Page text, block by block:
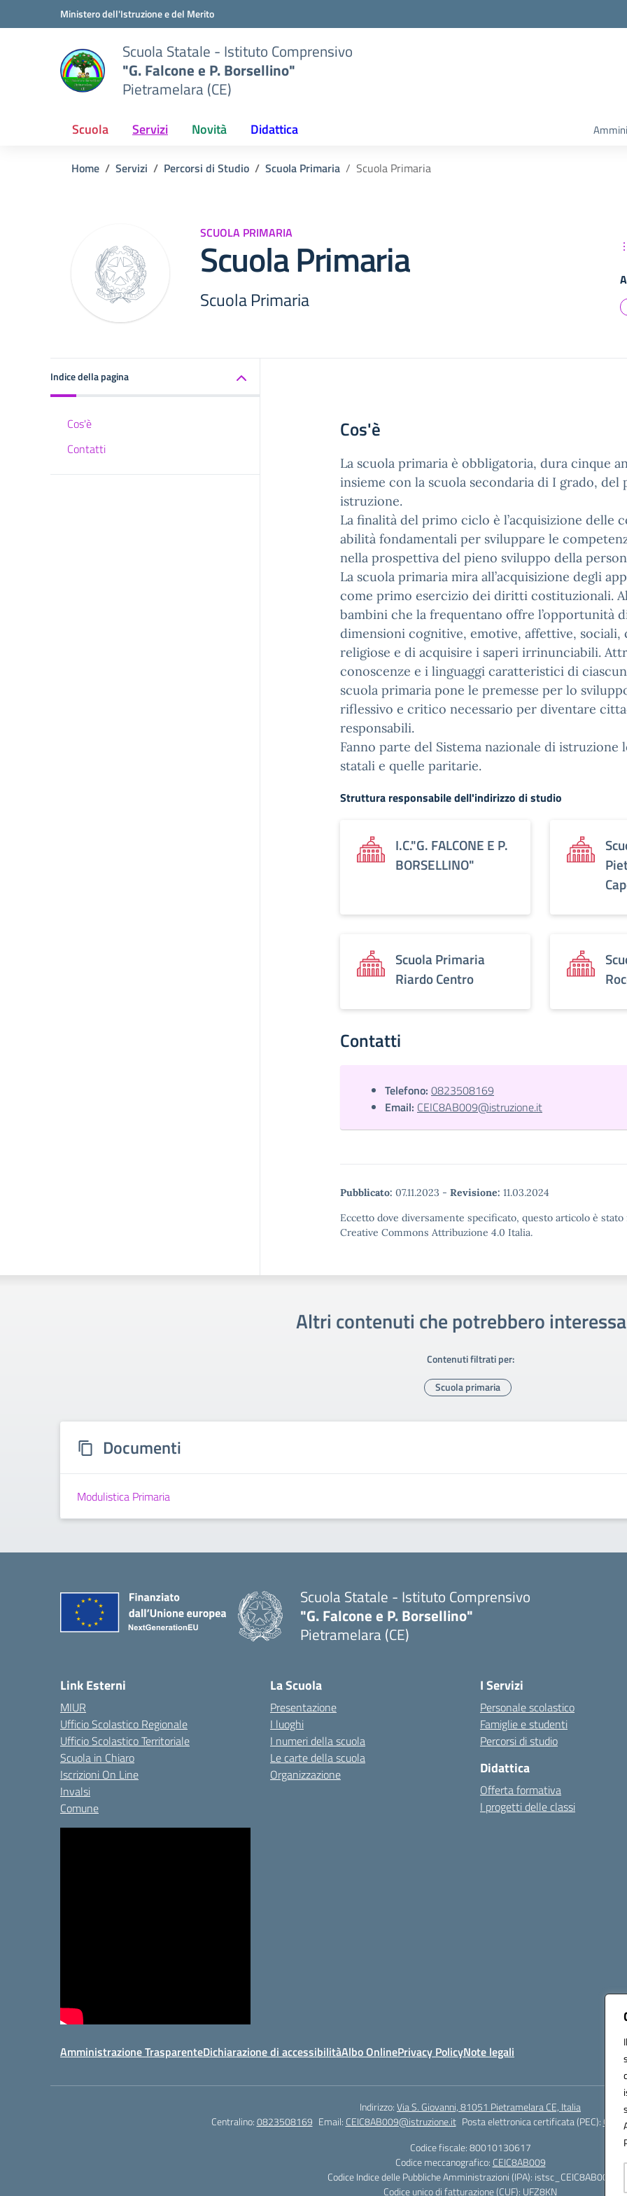
Vai ai contenuti
Vai al menu di navigazioneMinistero dell'Istruzione e del Merito
Scuola Statale - Istituto Comprensivo
"G. Falcone e P. Borsellino"
Pietramelara (CE)
Scuola Servizi Novità Didattica
Home Servizi Percorsi di Studio Scuola Primaria Scuola Primaria
SCUOLA PRIMARIA
Scuola Primaria
Scuola Primaria
Indice della pagina
Cos'è
Contatti
Cos'è
La scuola primaria è obbligatoria, dura cinque
insieme con la scuola secondaria di I grado,
istruzione.
La finalità del primo ciclo è l’acquisizione delle
abilità fondamentali per sviluppare le
nella prospettiva del pieno sviluppo della
La scuola primaria mira all’acquisizione degli
come primo esercizio dei diritti costituzionali.
bambini che la frequentano offre l’opportunità
dimensioni cognitive, emotive, affettive, sociali,
religiose e di acquisire i saperi irrinunciabili.
conoscenze e i linguaggi caratteristici di
scuola primaria pone le premesse per lo
riflessivo e critico necessario per diventare
responsabili.
Fanno parte del Sistema nazionale di istruzione
statali e quelle paritarie.
Struttura responsabile dell'indirizzo di studio
I.C."G. FALCONE E P.
BORSELLINO"
Scuola Primaria
Riardo Centro
Contatti
Telefono: 0823508169
Email: CEIC8AB009@istruzione.it
Pubblicato: 07.11.2023 - Revisione: 11.03.2024
Eccetto dove diversamente specificato, questo articolo è
Creative Commons Attribuzione 4.0 Italia.
Altri contenuti che potrebbero
Contenuti filtrati per:
Scuola primaria
Documenti
Modulistica Primaria
Scuola Statale - Istituto Comprensivo
"G. Falcone e P. Borsellino"
Pietramelara (CE)
Link Esterni
MIUR
Ufficio Scolastico Regionale
Ufficio Scolastico Territoriale
Scuola in Chiaro
Iscrizioni On Line
Invalsi
Comune
La Scuola
Presentazione
I luoghi
I numeri della scuola
Le carte della scuola
Organizzazione
I Servizi
Personale scolastico
Famiglie e studenti
Percorsi di studio
Didattica
Offerta formativa
I progetti delle classi
Amministrazione TrasparenteDichiarazione di accessibilitàAlbo OnlinePrivacy PolicyNote legali
Indirizzo:Via S. Giovanni, 81051 Pietramelara CE, Italia
Centralino:0823508169 Email: CEIC8AB009@istruzione.it Posta elettronica certificata (PEC):
Codice fiscale: 80010130617
Codice meccanografico: CEIC8AB009
Codice Indice delle Pubbliche Amministrazioni (IPA): istsc_CEIC8AB009
Codice unico di fatturazione (CUF): UFZ8KN